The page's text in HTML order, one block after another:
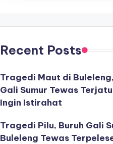
Recent Posts
Tragedi Maut di
Gali Sumur Tewas
Ingin Istirahat
Tragedi Pilu, Buruh Gali
Buleleng Tewas